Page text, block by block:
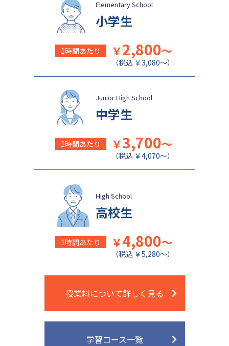
盛岡白百合学園中学校 関西学院千里国際中等部
Elementary School
小学生
1時間あたり ￥2,800～
（税込 ￥3,080～）
Junior High School
中学生
1時間あたり ￥3,700～
（税込 ￥4,070～）
High School
高校生
1時間あたり ￥4,800～
（税込 ￥5,280～）
授業料について詳しく見る
学習コース一覧